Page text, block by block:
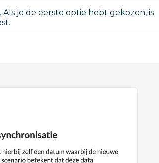
je de eerste optie hebt gekozen, is